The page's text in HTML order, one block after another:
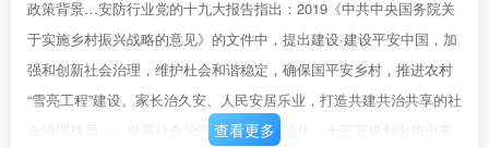
政策背景…安防行业党的十九大报告指出：2019《中共中央国务院关
于实施乡村振兴战略的意见》的文件中，提出建设·建设平安中国，加
强和创新社会治理，维护杜会和谐稳定，确保国平安乡村，推进农村
“雪亮工程”建设。家长治久安、人民安居乐业，打造共建共治共享的社
会治理格局，。提高社会治理社会化、法治化、十三五规划中指出要
查看更多